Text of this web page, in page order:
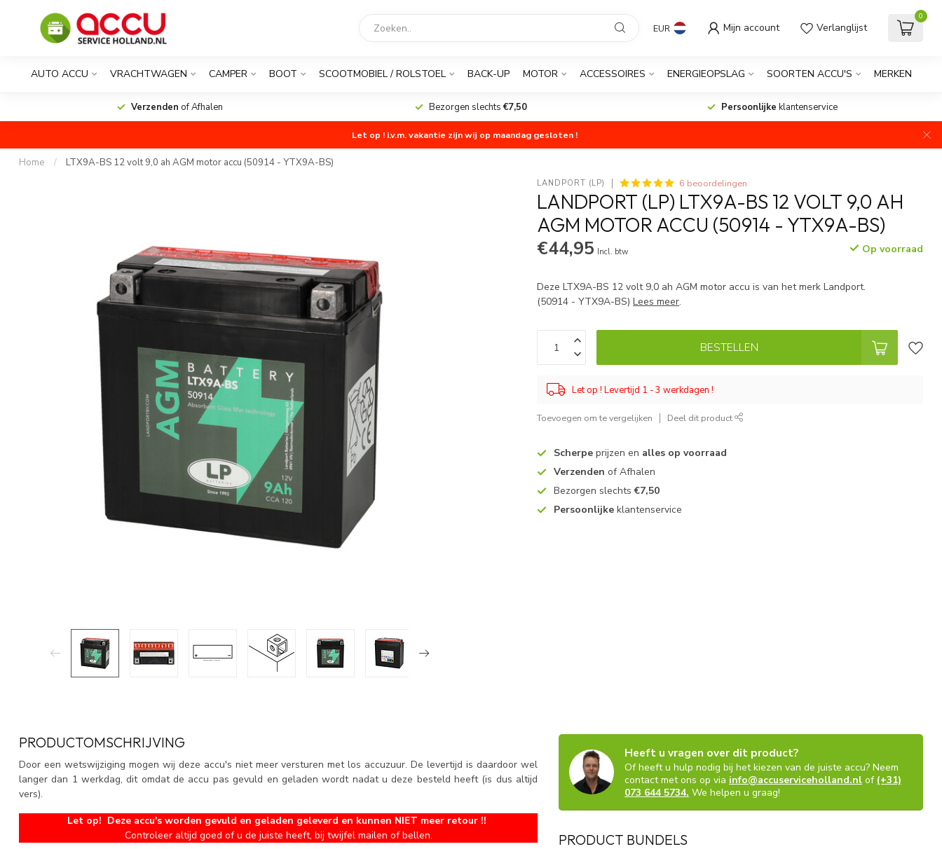
EUR Mijn account Verlanglijst
0
AUTO ACCU VRACHTWAGEN CAMPER BOOT SCOOTMOBIEL / ROLSTOEL BACK-UP MOTOR ACCESSOIRES ENERGIEOPSLAG SOORTEN ACCU'S MERKEN
Verzenden of Afhalen Bezorgen slechts€7,50 Persoonlijke klantenservice
Let op ! i.v.m. vakantie zijn wij op maandag gesloten !
Home / LTX9A-BS 12 volt 9,0 ah AGM motor accu (50914 - YTX9A-BS)
LANDPORT (LP) 6 beoordelingen
LANDPORT (LP) LTX9A-BS 12 VOLT 9,0 AH
AGM MOTOR ACCU (50914 - YTX9A-BS)
€44,95 Incl. btw Op voorraad
Deze LTX9A-BS 12 volt 9,0 ah AGM motor accu is van het merk Landport.
(50914 - YTX9A-BS)Lees meer.
BESTELLEN
Let op ! Levertijd 1 - 3 werkdagen !
Toevoegen om te vergelijken Deel dit product
Scherpe prijzen en alles op voorraad
Verzenden of Afhalen
Bezorgen slechts€7,50
Persoonlijke klantenservice
PRODUCTOMSCHRIJVING
Door een wetswijziging mogen wij deze accu's niet meer versturen met los accuzuur. De levertijd is daardoor wel
langer dan 1 werkdag, dit omdat de accu pas gevuld en geladen wordt nadat u deze besteld heeft (is dus altijd
vers).
Let op! Deze accu's worden gevuld en geladen geleverd en kunnen NIET meer retour !!
Controleer altijd goed of u de juiste heeft, bij twijfel mailen of bellen.
Heeft u vragen over dit product?
Of heeft u hulp nodig bij het kiezen van de juiste accu? Neem
contact met ons op via info@accuserviceholland.nl of (+31)
073 644 5734. We helpen u graag!
PRODUCT BUNDELS